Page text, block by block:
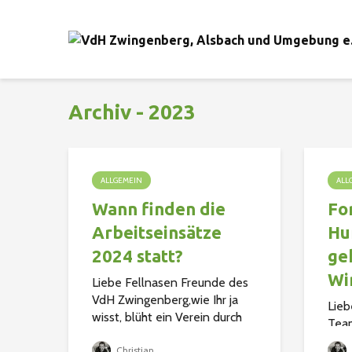
Archiv - 2023
ALLGEMEIN
Wann finden die
Arbeitseinsätze
2024 statt?
Liebe Fellnasen Freunde des
VdH Zwingenberg,wie Ihr ja
wisst, blüht ein Verein durch